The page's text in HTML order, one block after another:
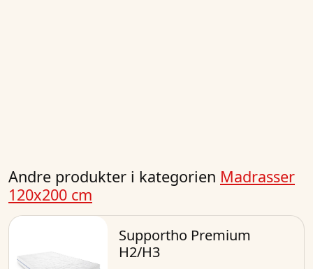
Andre produkter i kategorien Madrasser
120x200 cm
Supportho Premium
H2/H3